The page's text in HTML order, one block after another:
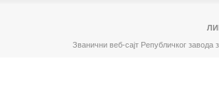
Званични веб-сајт Републичког